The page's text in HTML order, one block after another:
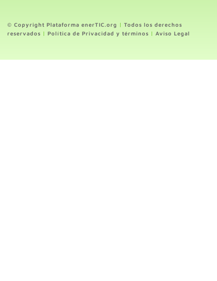
© Copyright Plataforma enerTIC.org | Todos los derechos
reservados | Política de Privacidad y términos | Aviso Legal